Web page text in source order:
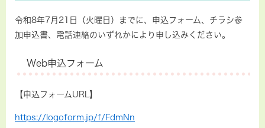
令和8年7月21日（火曜日）までに、申込フォーム、チラシ参
加申込書、電話連絡のいずれかにより申し込みください。
Web申込フォーム
【申込フォームURL】
https://logoform.jp/f/FdmNn